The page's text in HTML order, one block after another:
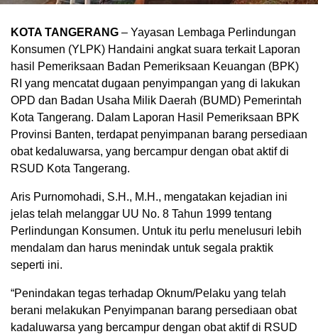
KOTA TANGERANG – Yayasan Lembaga Perlindungan
Konsumen (YLPK) Handaini angkat suara terkait Laporan
hasil Pemeriksaan Badan Pemeriksaan Keuangan (BPK)
RI yang mencatat dugaan penyimpangan yang di lakukan
OPD dan Badan Usaha Milik Daerah (BUMD) Pemerintah
Kota Tangerang. Dalam Laporan Hasil Pemeriksaan BPK
Provinsi Banten, terdapat penyimpanan barang persediaan
obat kedaluwarsa, yang bercampur dengan obat aktif di
RSUD Kota Tangerang.
Aris Purnomohadi, S.H., M.H., mengatakan kejadian ini
jelas telah melanggar UU No. 8 Tahun 1999 tentang
Perlindungan Konsumen. Untuk itu perlu menelusuri lebih
mendalam dan harus menindak untuk segala praktik
seperti ini.
“Penindakan tegas terhadap Oknum/Pelaku yang telah
berani melakukan Penyimpanan barang persediaan obat
kadaluwarsa yang bercampur dengan obat aktif di RSUD